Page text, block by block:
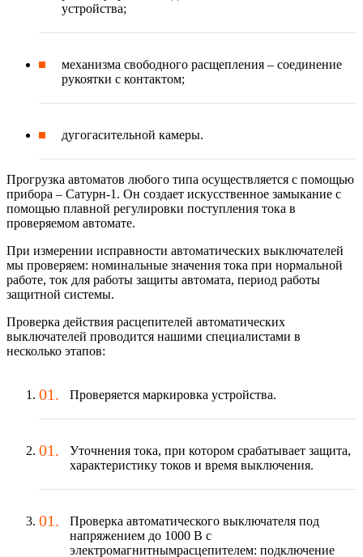
устройства;
механизма свободного расщепления – соединение
рукоятки с контактом;
дугогасительной камеры.
Прогрузка автоматов любого типа осуществляется с помощью
прибора – Сатурн-1. Он создает искусственное замыкание с
помощью плавной регулировки поступления тока в
проверяемом автомате.
При измерении исправности автоматических выключателей
мы проверяем: номинальные значения тока при нормальной
работе, ток для работы защиты автомата, период работы
защитной системы.
Проверка действия расцепителей автоматических
выключателей проводится нашими специалистами в
несколько этапов:
Проверяется маркировка устройства.
Уточнения тока, при котором срабатывает защита,
характеристику токов и время выключения.
Проверка автоматического выключателя под
напряжением до 1000 В с
электромагнитнымрасцепителем: подключение